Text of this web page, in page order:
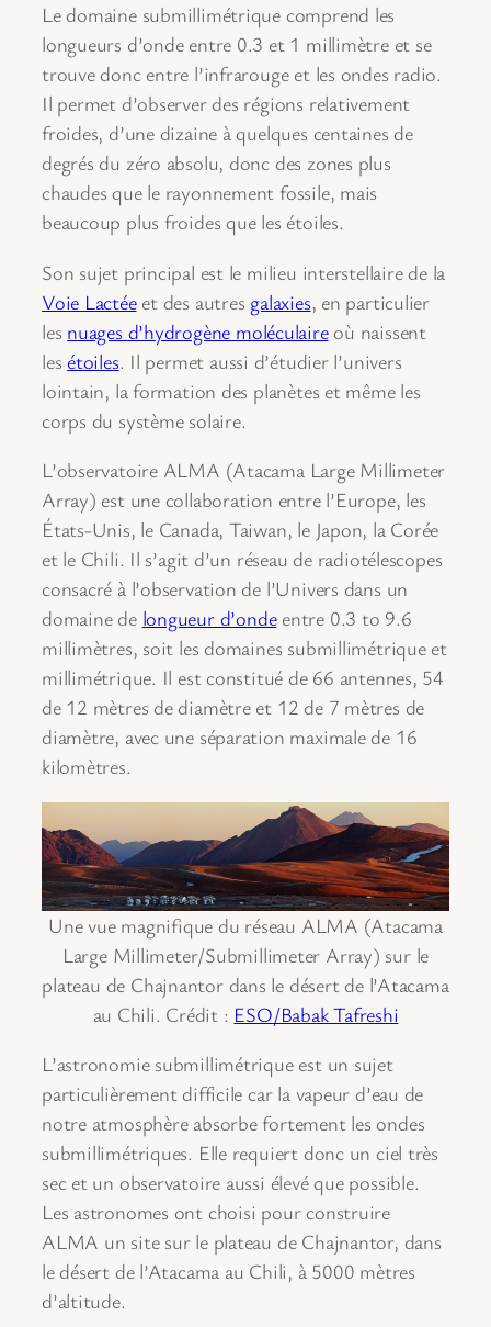
Le domaine submillimétrique comprend les
longueurs d’onde entre 0.3 et 1 millimètre et se
trouve donc entre l’infrarouge et les ondes radio.
Il permet d’observer des régions relativement
froides, d’une dizaine à quelques centaines de
degrés du zéro absolu, donc des zones plus
chaudes que le rayonnement fossile, mais
beaucoup plus froides que les étoiles.
Son sujet principal est le milieu interstellaire de la
Voie Lactéeet des autres galaxies, en particulier
les nuages d’hydrogène moléculaireoù naissent
les étoiles. Il permet aussi d’étudier l’univers
lointain, la formation des planètes et même les
corps du système solaire.
L’observatoire ALMA (Atacama Large Millimeter
Array) est une collaboration entre l’Europe, les
États-Unis, le Canada, Taiwan, le Japon, la Corée
et le Chili. Il s’agit d’un réseau de radiotélescopes
consacré à l’observation de l’Univers dans un
domaine de longueur d’ondeentre 0.3 to 9.6
millimètres, soit les domaines submillimétrique et
millimétrique. Il est constitué de 66 antennes, 54
de 12 mètres de diamètre et 12 de 7 mètres de
diamètre, avec une séparation maximale de 16
kilomètres.
Une vue magnifique du réseau ALMA (Atacama
Large Millimeter/Submillimeter Array) sur le
plateau de Chajnantor dans le désert de l’Atacama
au Chili. Crédit : ESO/Babak Tafreshi
L’astronomie submillimétrique est un sujet
particulièrement difficile car la vapeur d’eau de
notre atmosphère absorbe fortement les ondes
submillimétriques. Elle requiert donc un ciel très
sec et un observatoire aussi élevé que possible.
Les astronomes ont choisi pour construire
ALMA un site sur le plateau de Chajnantor, dans
le désert de l’Atacama au Chili, à 5000 mètres
d’altitude.